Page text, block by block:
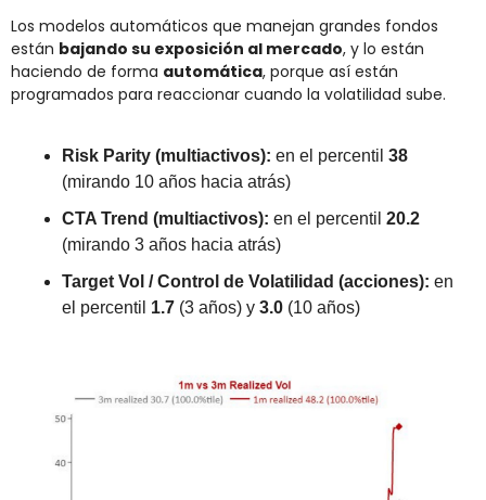
Los modelos automáticos que manejan grandes fondos
están bajando su exposición al mercado, y lo están
haciendo de forma automática, porque así están
programados para reaccionar cuando la volatilidad sube.
Risk Parity (multiactivos): en el percentil 38
(mirando 10 años hacia atrás)
CTA Trend (multiactivos): en el percentil 20.2
(mirando 3 años hacia atrás)
Target Vol / Control de Volatilidad (acciones): en
el percentil 1.7 (3 años) y 3.0 (10 años)